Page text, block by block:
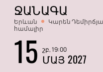
ՋԱՆԱԳԱ
Երևան
Կարեն
համալիր
15 շբ, 19:00
ՄԱՅ 2027